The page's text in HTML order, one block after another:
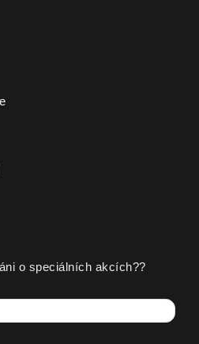
o speciálních akcích??